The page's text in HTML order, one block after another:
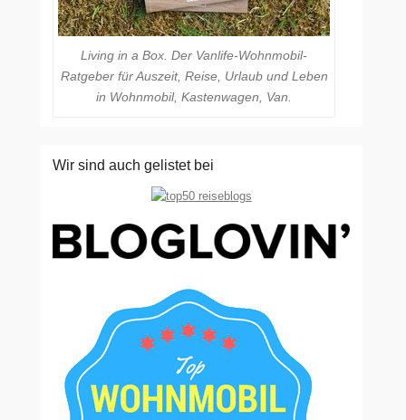
Living in a Box. Der Vanlife-Wohnmobil-
Ratgeber für Auszeit, Reise, Urlaub und Leben
in Wohnmobil, Kastenwagen, Van.
Wir sind auch gelistet bei